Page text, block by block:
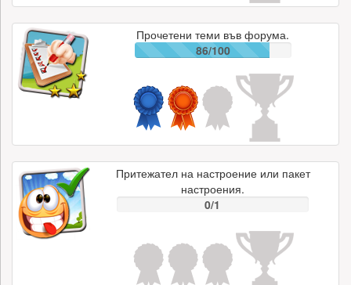
Прочетени теми във форума.
86/100
Притежател на настроение или пакет
настроения.
0/1